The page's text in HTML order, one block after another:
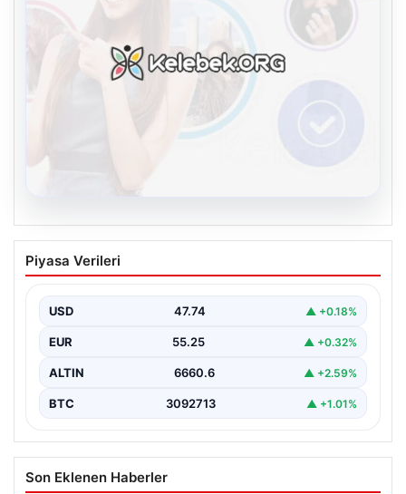
08.08.2026
Kelebek.Org İle Dijital İletişimin Seviyeli
Adresi Ve Muhabbet Deneyimi
kurması kritik bir hassasiyet taşımaktadır. Halen pek…
Piyasa Verileri
USD 47.74 ▲ +0.18%
EUR 55.25 ▲ +0.32%
ALTIN 6660.6 ▲ +2.59%
BTC 3092713 ▲ +1.01%
Son Eklenen Haberler